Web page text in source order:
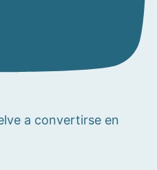
a convertirse en